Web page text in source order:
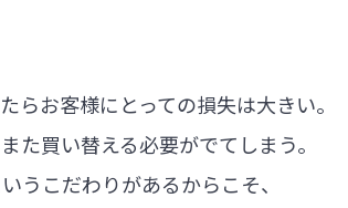
らお客様にとっての損失は大きい。
た買い替える必要がでてしまう。
うこだわりがあるからこそ、